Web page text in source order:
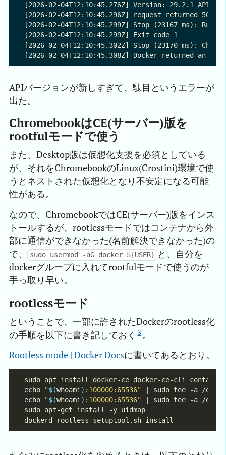
[2026-02-04T12:10:45.276Z] Version: 29.2.1 API
[2026-02-04T12:10:45.296Z] request returned 500
[2026-02-04T12:10:45.299Z] Stop (23167 ms): Run:
[2026-02-04T12:10:45.299Z] Exit code 1
[2026-02-04T12:10:45.302Z] Stop (23170 ms):
APIバージョンが新しすぎて、駄目というエラーが
出た。
ChromebookはCE(サーバー)版を
rootfulモードで使う
また、Desktop版は仮想化支援を必須としている
が、それをChromebookのLinux(Crostini)環境で使
うとネストされた仮想化となり不安定になる可能
性がある。
なので、ChromebookではCE(サーバー)版をインス
トールするが、rootlessモードではコンテナから外
部に通信ができなかった(名前解決できなかった)の
で、
sudo usermod -aG docker ${USER} と、自分を
dockerグループに入れてrootfulモードで使うのが
手っ取り早い。
rootlessモード
ということで、一部に許されたDockerのrootless化
の手順を以下に書き記しておく 3。
Rootless mode | Docker Docsに書いてあるとおり。
echo "$(whoami) :100000:65536"
echo
"$(whoami) :100000:65536"